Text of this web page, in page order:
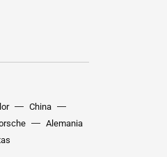
China
Alemania